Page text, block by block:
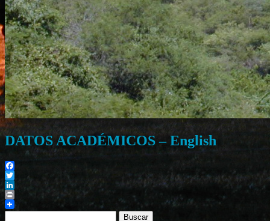
DATOS ACADÉMICOS – English
Facebook
Twitter
LinkedIn
Print